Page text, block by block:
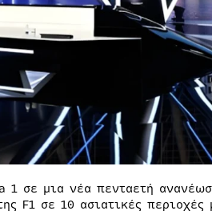
σε μια νέα πενταετή
F1 σε 10 ασιατικές περιοχές